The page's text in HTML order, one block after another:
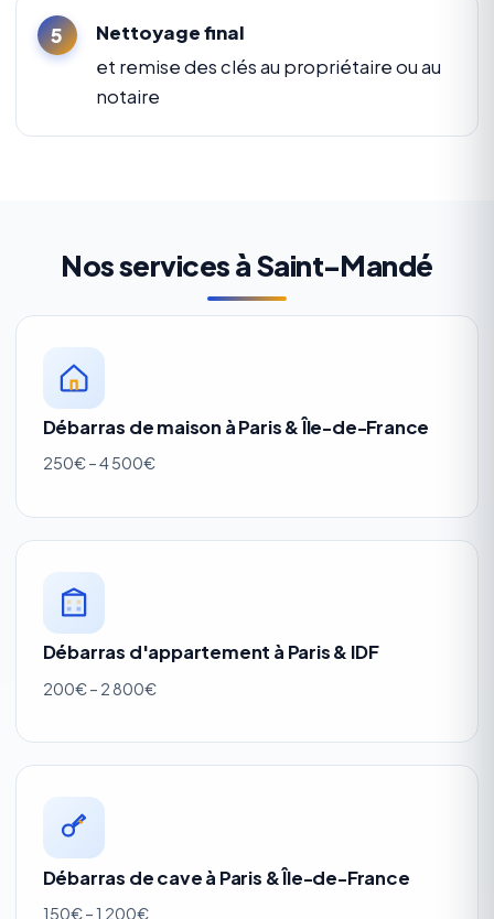
Nettoyage final
et remise des clés au propriétaire ou au
notaire
Nos services à Saint-Mandé
Débarras de maison à Paris & Île-de-France
250€ – 4 500€
Débarras d'appartement à Paris & IDF
200€ – 2 800€
Débarras de cave à Paris & Île-de-France
150€ – 1 200€